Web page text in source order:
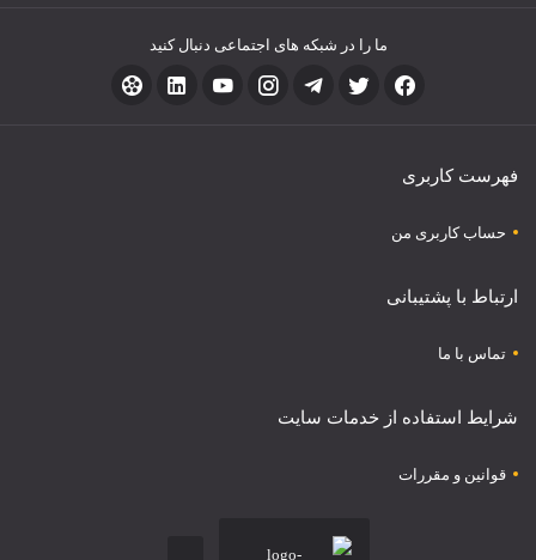
ما را در شبکه های اجتماعی دنبال کنید
فهرست کاربری
حساب کاربری من
ارتباط با پشتیبانی
تماس با ما
شرایط استفاده از خدمات سایت
قوانین و مقررات